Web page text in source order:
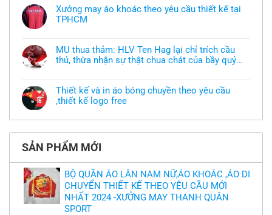
bình
luận
ở
áo
thun
đồng
chưa
có
mẫu
thì
làm
Xưởng may áo khoác theo yêu cầu thiết kế tại
TPHCM
bình
luận
ở
Xưởng
khoác
theo
yêu
thiết
tại
TPHCM
MU thua thảm: HLV Ten Hag lại chỉ trích cầu
thủ, thừa nhận sự thật chua chát của bầy quỷ
bình
luận
ở
MU
thảm:
Hag
lại
trích
cầu
thủ,
thừa
nhận
sự
thật
Thiết kế và in áo bóng chuyền theo yêu cầu
,thiết kế logo free
có
luận
Thiết
và
in
áo
bóng
chuyền
theo
yêu
SẢN PHẨM MỚI
BỘ QUẦN ÁO LÂN NAM NỮ,ÁO KHOÁC ,ÁO DI
CHUYỂN THIẾT KẾ THEO YÊU CẦU MỚI
NHẤT 2024 -XƯỞNG MAY THANH QUÂN
SPORT